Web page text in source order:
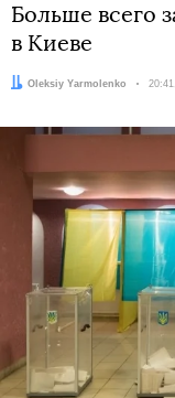
Больше всего
в Киеве
Автор:
Oleksiy Yarmolenko Дата: